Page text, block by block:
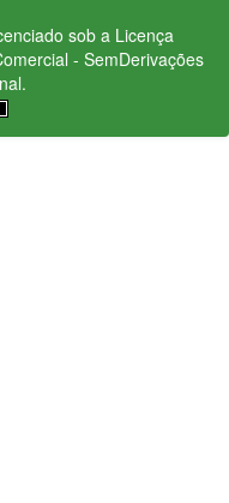
sob a Licença
- SemDerivações